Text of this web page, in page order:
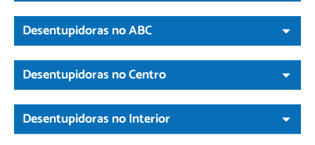
Desentupidoras no ABC
Desentupidoras no Centro
Desentupidoras no Interior